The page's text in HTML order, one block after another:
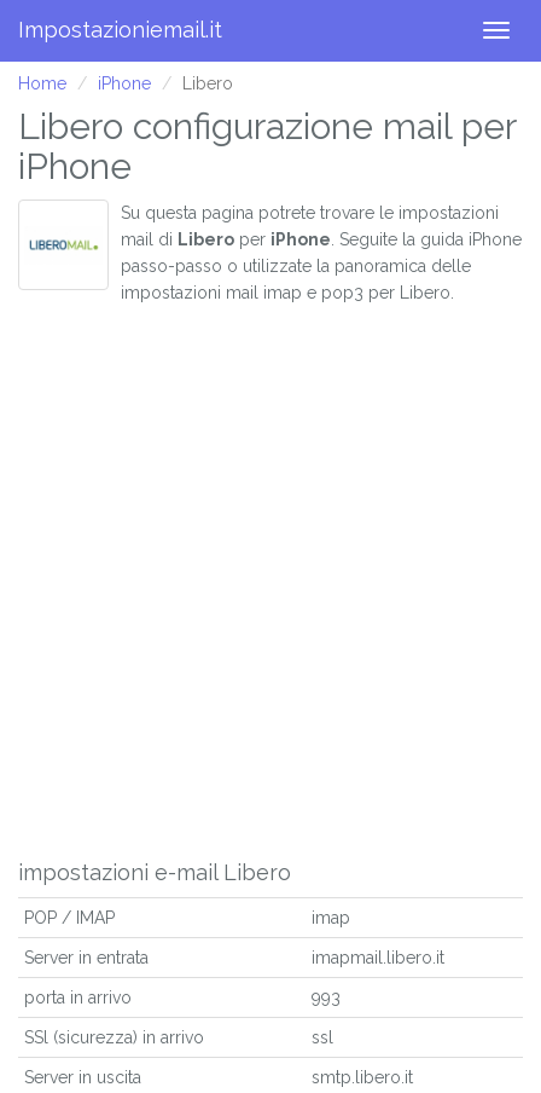
Impostazioniemail.it
Home iPhone Libero
Libero configurazione mail per
iPhone
Su questa pagina potrete trovare le impostazioni
mail di Libero per iPhone . Seguite la guida iPhone
passo-passo o utilizzate la panoramica delle
impostazioni mail imap e pop3 per Libero.
impostazioni e-mail Libero
POP / IMAP imap
Server in entrata imapmail.libero.it
porta in arrivo 993
SSl (sicurezza) in arrivo ssl
Server in uscita smtp.libero.it